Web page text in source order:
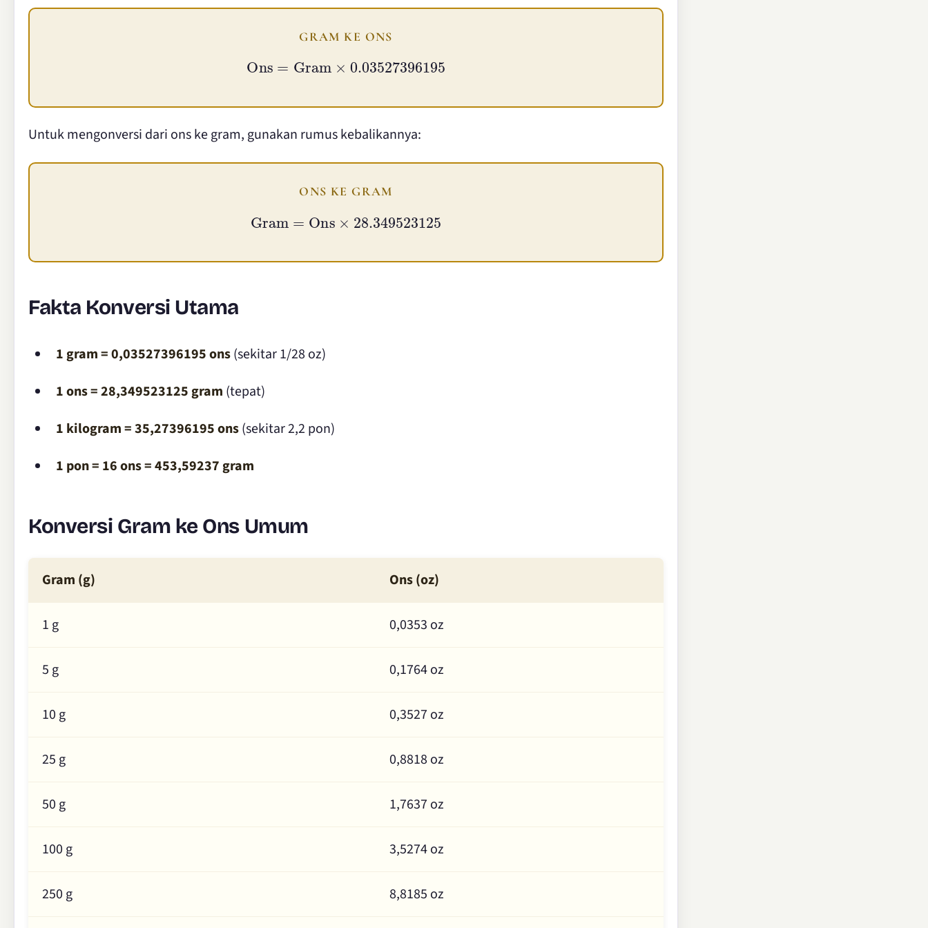
GRAM KE ONS
Ons= Gram× 0.03527396195
Untuk mengonversi dari ons ke gram, gunakan rumus kebalikannya:
ONS KE GRAM
Gram= Ons× 28.349523125
Fakta Konversi Utama
1 gram = 0,03527396195 ons(sekitar 1/28 oz)
1 ons = 28,349523125 gram (tepat)
1 kilogram = 35,27396195 ons(sekitar 2,2 pon)
1 pon = 16 ons = 453,59237 gram
Konversi Gram ke Ons Umum
Gram (g) Ons (oz)
1 g 0,0353 oz
5 g 0,1764 oz
10 g 0,3527 oz
25 g 0,8818 oz
50 g 1,7637 oz
100 g 3,5274 oz
250 g 8,8185 oz